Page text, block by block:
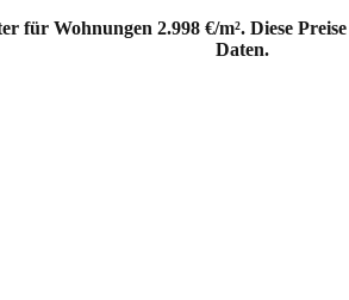
Wohnungen 2.998 €/m². Diese
Daten.